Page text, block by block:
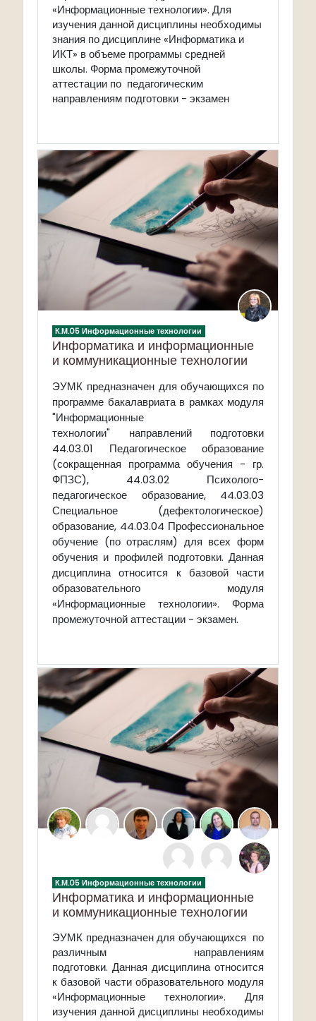
«Информационные технологии». Для
изучения данной дисциплины необходимы
знания по дисциплине «Информатика и
ИКТ» в объеме программы средней
школы. Форма промежуточной
аттестации по педагогическим
направлениям подготовки - экзамен
К.М.05 Информационные технологии
Информатика и информационные
и коммуникационные технологии
ЭУМК предназначен для обучающихся по
программе бакалавриата в рамках модуля
"Информационные
технологии" направлений подготовки
44.03.01 Педагогическое образование
(сокращенная программа обучения - гр.
ФПЗС), 44.03.02 Психолого-
педагогическое образование, 44.03.03
Специальное (дефектологическое)
образование, 44.03.04 Профессиональное
обучение (по отраслям) для всех форм
обучения и профилей подготовки. Данная
дисциплина относится к базовой части
образовательного модуля
«Информационные технологии». Форма
промежуточной аттестации - экзамен.
К.М.05 Информационные технологии
Информатика и информационные
и коммуникационные технологии
ЭУМК предназначен для обучающихся по
различным направлениям
подготовки. Данная дисциплина относится
к базовой части образовательного модуля
«Информационные технологии». Для
изучения данной дисциплины необходимы